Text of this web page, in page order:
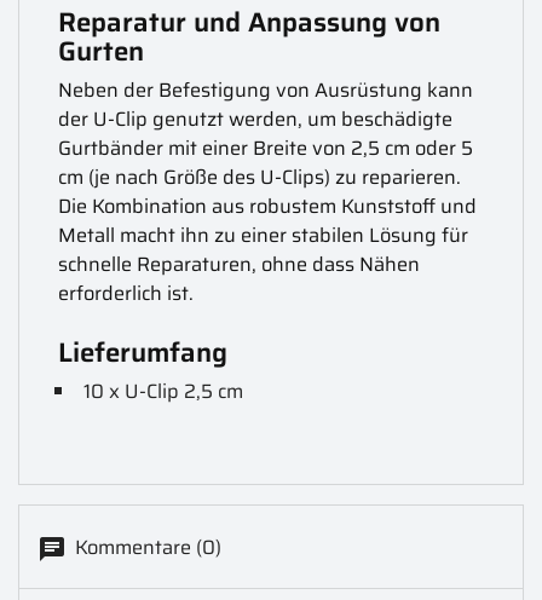
Reparatur und Anpassung von
Gurten
Neben der Befestigung von Ausrüstung kann
der U-Clip genutzt werden, um beschädigte
Gurtbänder mit einer Breite von 2,5 cm oder 5
cm (je nach Größe des U-Clips) zu reparieren.
Die Kombination aus robustem Kunststoff und
Metall macht ihn zu einer stabilen Lösung für
schnelle Reparaturen, ohne dass Nähen
erforderlich ist.
Lieferumfang
10 x U-Clip 2,5 cm
Kommentare (0)